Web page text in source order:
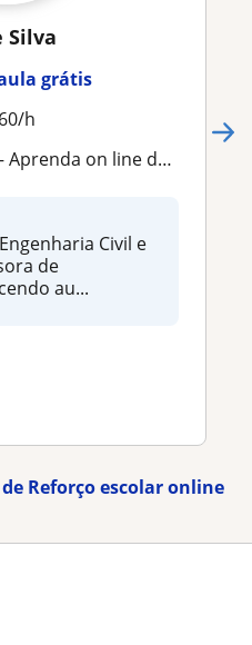
Silva
grátis
h
de forma simples e sem medo!
Civil e
de
au...
Reforço escolar online